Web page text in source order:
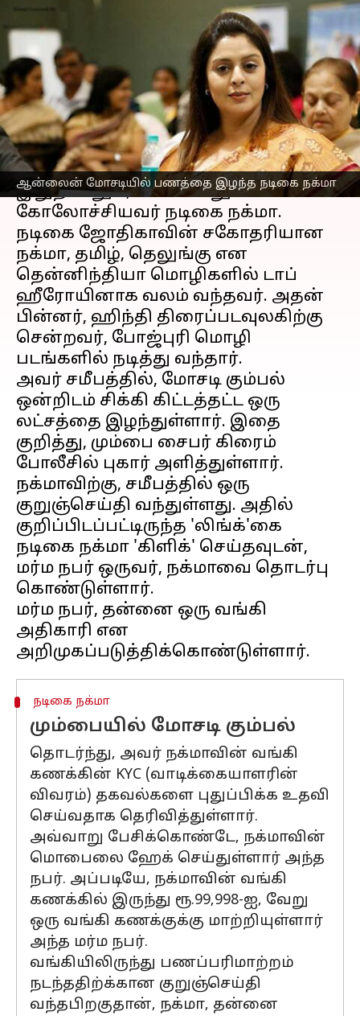
ஆன்லைன் மோசடியில் பணத்தை இழந்த நடிகை நக்மா
ஒரே போன் காலில், ஒரு
லட்சத்தை இழந்த நடிகை
நக்மா
எழுதியவர் Venkatalakshmi V Mar 09, 2023 10:11 am
செய்தி முன்னோட்டம்
தமிழ் சினிமாவில் 90-களின்
இறுதியிலும், 2000-களிலும்
கோலோச்சியவர் நடிகை நக்மா.
நடிகை ஜோதிகாவின் சகோதரியான
நக்மா, தமிழ், தெலுங்கு என
தென்னிந்தியா மொழிகளில் டாப்
ஹீரோயினாக வலம் வந்தவர். அதன்
பின்னர், ஹிந்தி திரைப்படவுலகிற்கு
சென்றவர், போஜ்புரி மொழி
படங்களில் நடித்து வந்தார்.
அவர் சமீபத்தில், மோசடி கும்பல்
ஒன்றிடம் சிக்கி கிட்டத்தட்ட ஒரு
லட்சத்தை இழந்துள்ளார். இதை
குறித்து, மும்பை சைபர் கிரைம்
போலீசில் புகார் அளித்துள்ளார்.
நக்மாவிற்கு, சமீபத்தில் ஒரு
குறுஞ்செய்தி வந்துள்ளது. அதில்
குறிப்பிடப்பட்டிருந்த 'லிங்க்'கை
நடிகை நக்மா 'கிளிக்' செய்தவுடன்,
மர்ம நபர் ஒருவர், நக்மாவை தொடர்பு
கொண்டுள்ளார்.
மர்ம நபர், தன்னை ஒரு வங்கி
அதிகாரி என
நடிகை நக்மா
மும்பையில் மோசடி கும்பல்
தொடர்ந்து, அவர் நக்மாவின் வங்கி
கணக்கின் KYC (வாடிக்கையாளரின்
விவரம்) தகவல்களை புதுப்பிக்க உதவி
செய்வதாக தெரிவித்துள்ளார்.
அவ்வாறு பேசிக்கொண்டே, நக்மாவின்
மொபைலை ஹேக் செய்துள்ளார் அந்த
நபர். அப்படியே, நக்மாவின் வங்கி
கணக்கில் இருந்து ரூ.99,998-ஐ, வேறு
ஒரு வங்கி கணக்குக்கு மாற்றியுள்ளார்
அந்த மர்ம நபர்.
வங்கியிலிருந்து பணப்பரிமாற்றம்
நடந்ததிற்க்கான குறுஞ்செய்தி
வந்தபிறகுதான், நக்மா, தன்னை